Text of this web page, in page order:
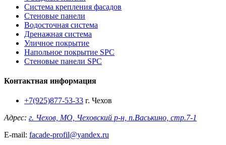
Система крепления фасадов
Стеновые панели
Водосточная система
Дренажная система
Уличное покрытие
Напольное покрытие SPC
Стеновые панели SPC
Контактная информация
+7(925)877-53-33 г. Чехов
Адрес: г. Чехов, МО, Чеховский р-н, п.Васькино, стр.7-1
E-mail: facade-profil@yandex.ru